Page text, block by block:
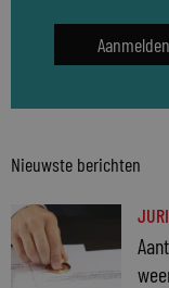
Nieuwste berichten